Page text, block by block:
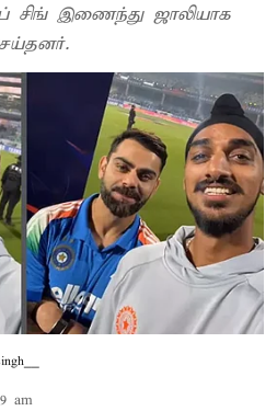
சிங் இணைந்து ஜாலியாக
am